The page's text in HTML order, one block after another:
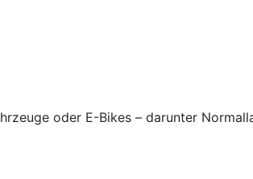
oder E-Bikes – darunter